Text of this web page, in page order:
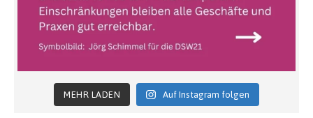
MEHR LADEN Auf Instagram folgen